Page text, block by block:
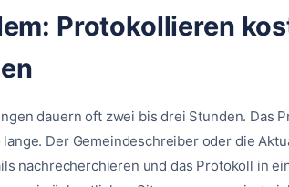
Protokollieren
dauern oft zwei bis drei Stunden. Das
lange. Der Gemeindeschreiber oder die
nachrecherchieren und das Protokoll in